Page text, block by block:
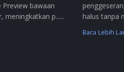
bawaan
meningkatkan p......
halus tanpa
Baca Lebih